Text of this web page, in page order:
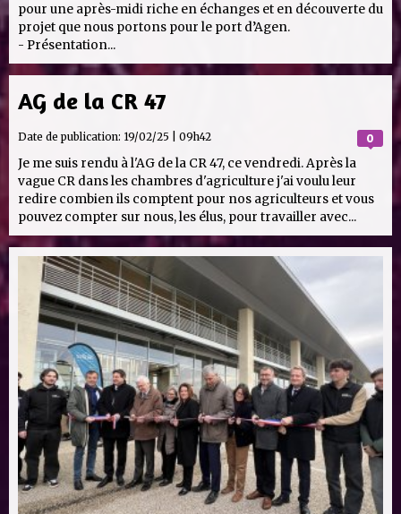
pour une après-midi riche en échanges et en découverte du
projet que nous portons pour le port d’Agen.
- Présentation...
AG de la CR 47
0
Date de publication: 19/02/25 | 09h42
Je me suis rendu à l'AG de la CR 47, ce vendredi. Après la
vague CR dans les chambres d'agriculture j'ai voulu leur
redire combien ils comptent pour nos agriculteurs et vous
pouvez compter sur nous, les élus, pour travailler avec...